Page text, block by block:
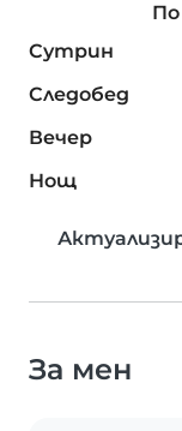
По
Сутрин
Следобед
Вечер
Нощ
За мен